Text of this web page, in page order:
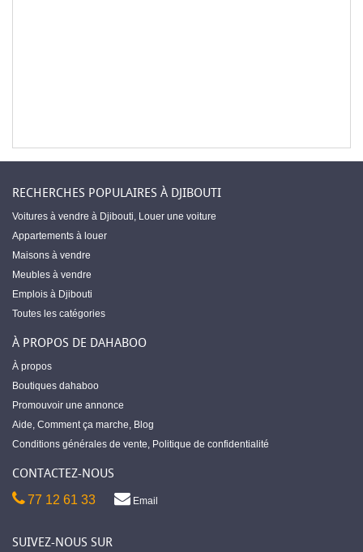
RECHERCHES POPULAIRES À DJIBOUTI
Voitures à vendre à Djibouti, Louer une voiture
Appartements à louer
Maisons à vendre
Meubles à vendre
Emplois à Djibouti
Toutes les catégories
À PROPOS DE DAHABOO
À propos
Boutiques dahaboo
Promouvoir une annonce
Aide, Comment ça marche, Blog
Conditions générales de vente, Politique de confidentialité
CONTACTEZ-NOUS
77 12 61 33 Email
SUIVEZ-NOUS SUR